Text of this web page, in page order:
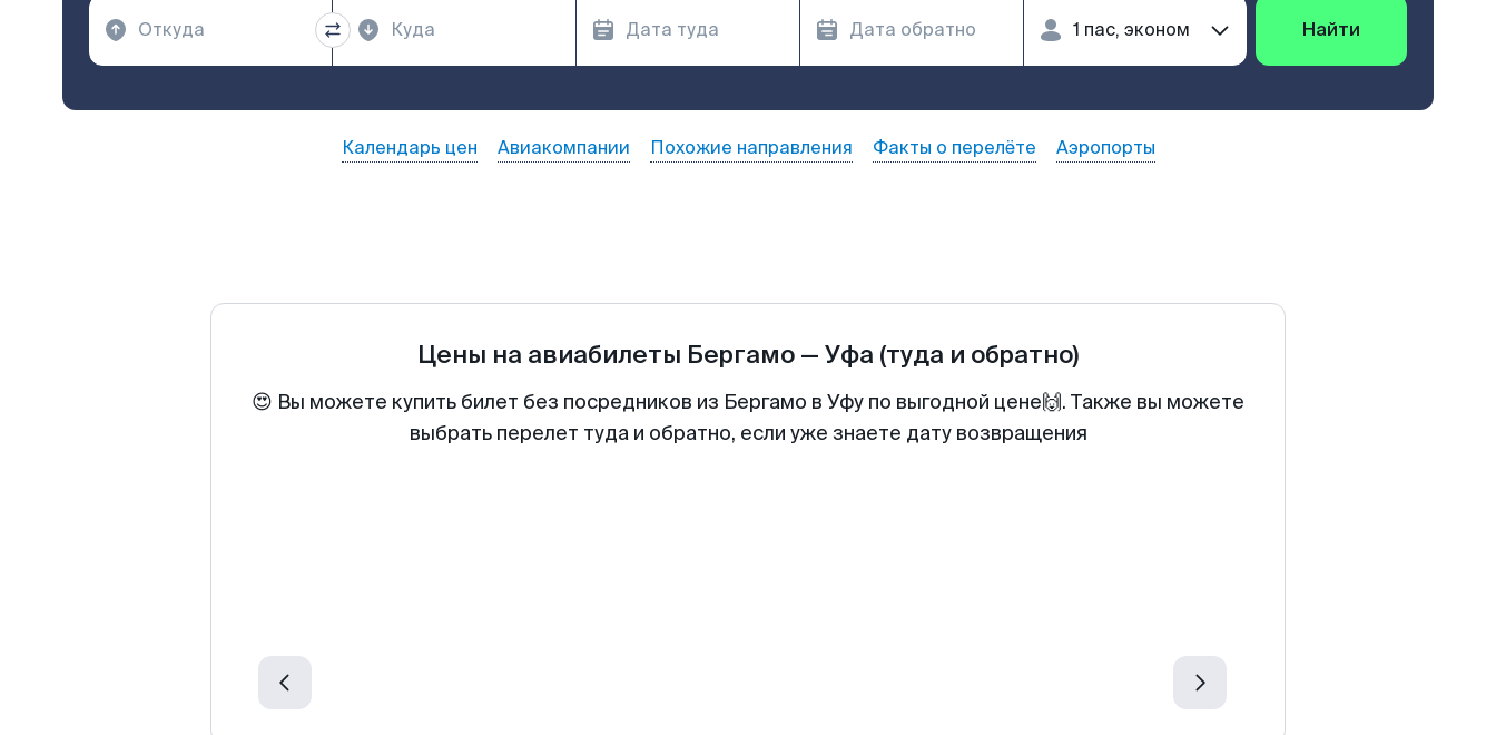
Найти
Календарь цен Авиакомпании Похожие направления Факты о перелёте Аэропорты
Цены на авиабилеты Бергамо — Уфа (туда и обратно)
😍 Вы можете купить билет без посредников из Бергамо в Уфу по выгодной цене🙌. Также вы можете
выбрать перелет туда и обратно, если уже знаете дату возвращения